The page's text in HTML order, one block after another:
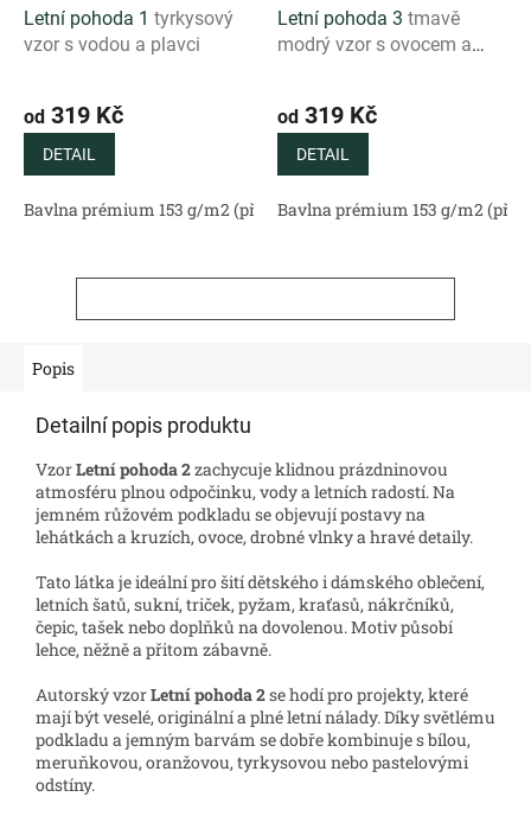
Letní pohoda 1 tyrkysový
vzor s vodou a plavci
od 319 Kč
DETAIL
Bavlna prémium 153 g/m2 (přírodní) Bavlněný satén 130 g/
Letní pohoda 3 tmavě
modrý vzor s ovocem a
od 319 Kč
DETAIL
Bavlna prémium 153 g/m2
Popis
Detailní popis produktu
VzorLetní pohoda 2zachycuje klidnou prázdninovou
atmosféru plnou odpočinku, vody a letních radostí. Na
jemném růžovém podkladu se objevují postavy na
lehátkách a kruzích, ovoce, drobné vlnky a hravé detaily.
Tato látka je ideální pro šití dětského i dámského oblečení,
letních šatů, sukní, triček, pyžam, kraťasů, nákrčníků,
čepic, tašek nebo doplňků na dovolenou. Motiv působí
lehce, něžně a přitom zábavně.
Autorský vzorLetní pohoda 2se hodí pro projekty, které
mají být veselé, originální a plné letní nálady. Díky světlému
podkladu a jemným barvám se dobře kombinuje s bílou,
meruňkovou, oranžovou, tyrkysovou nebo pastelovými
odstíny.